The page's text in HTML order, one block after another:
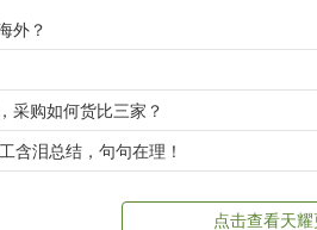
外？
采购如何货比三家？
含泪总结，句句在理！
点击查看天